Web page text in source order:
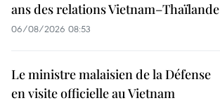
ans des relations Vietnam–Thaïlande
06/08/2026 08:53
Le ministre malaisien de la Défense
en visite officielle au Vietnam